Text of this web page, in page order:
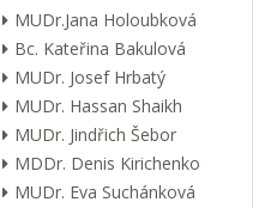
MUDr.Jana Holoubková
Bc. Kateřina Bakulová
MUDr. Josef Hrbatý
MUDr. Hassan Shaikh
MUDr. Jindřich Šebor
MDDr. Denis Kirichenko
MUDr. Eva Suchánková